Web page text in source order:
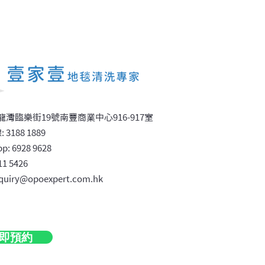
行地毯藏菌危機？新手
可不知的清潔死角
灣臨樂街19號南豐商業中心916-917室
31 88 1889
6928 9628
5426
預約